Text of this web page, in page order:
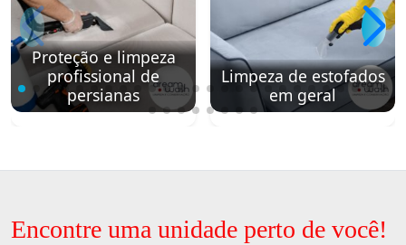
Proteção e limpeza
profissional de
persianas
Limpeza de estofados
em geral
Encontre uma unidade perto de você!